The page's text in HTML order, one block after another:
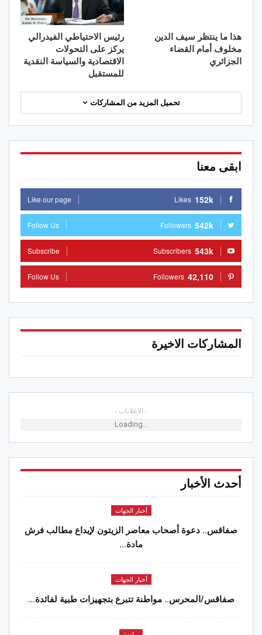
هذا ما ينتظر سيف الدين
مخلوف أمام القضاء
الجزائري
رئيس الاحتياطي الفيدرالي
يركز على التحولات
الاقتصادية والسياسة النقدية
للمستقبل
تحميل المزيد من المشاركات
ابقى معنا
152k
Likes
Like our page
542k
Followers
Follow Us
543k
Subscribers
Subscribe
42,110
Followers
Follow Us
المشاركات الاخيرة
- الإعلانات -
Loading...
أحدث الأخبار
أخبار الجهات
صفاقس.. دعوة أصحاب معاصر الزيتون لإيداع مطالب فرش
مادة…
أخبار الجهات
صفاقس/المحرس.. مواطنة تتبرع بتجهيزات طبية لفائدة…